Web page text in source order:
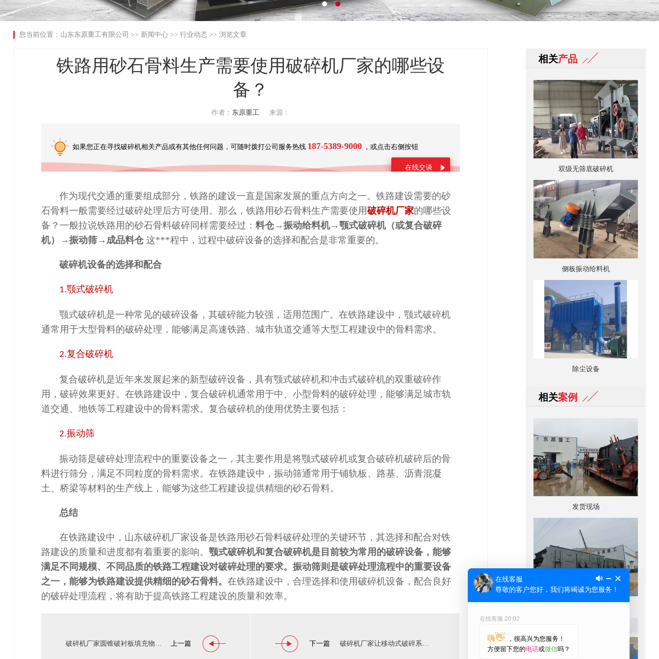
您当前位置： 山东东原重工有限公司 >> 新闻中心>> 行业动态>> 浏览文章
铁路用砂石骨料生产需要使用破碎机厂家的哪些设
备？
作者： 东原重工 来源：
如果您正在寻找破碎机相关产品或有其他任何问题，可随时拨打公司服务热线 187-5389-9000 ，或点击右侧按钮
在线交谈
作为现代交通的重要组成部分，铁路的建设一直是国家发展的重点方向之一。铁路建设需要的砂
石骨料一般需要经过破碎处理后方可使用。那么，铁路用砂石骨料生产需要使用破碎机厂家的哪些设
备？ 一般拉说铁路用的砂石骨料破碎同样需要经过： 料仓→振动给料机→颚式破碎机（或复合破碎
机）
→振动筛→ 成品料仓 这***程中， 过程中破碎设备的选择和配合是非常重要的。
破碎机设备的选择和配合
1.颚式破碎机
颚式破碎机是一种常见的破碎设备，其破碎能力较强，适用范围广。在铁路建设中，颚式破碎机
通常用于大型骨料的破碎处理，能够满足高速铁路、城市轨道交通等大型工程建设中的骨料需求。
2.复合破碎机
复合破碎机是近年来发展起来的新型破碎设备，具有颚式破碎机和冲击式破碎机的双重破碎作
用，破碎效果更好。在铁路建设中，复合破碎机通常用于中、小型骨料的破碎处理，能够满足城市轨
道交通、地铁等工程建设中的骨料需求。复合破碎机的使用优势主要包括：
2.振动筛
振动筛是破碎处理流程中的重要设备之一，其主要作用是将颚式破碎机或复合破碎机破碎后的骨
料进行筛分，满足不同粒度的骨料需求。在铁路建设中，振动筛通常用于铺轨板、路基、沥青混凝
土、桥梁等材料的生产线上，能够为这些工程建设提供精细的砂石骨料。
总结
在铁路建设中 ，山东破碎机厂家设备是铁路用砂石骨料破碎处理的关键环节，其选择和配合对铁
路建设的质量和进度都有着重要的影响。 颚式破碎机和复合破碎机是目前较为常用的破碎设备，能够
满足不同规模、不同品质的铁路工程建设对破碎处理的要求。振动筛则是破碎处理流程中的重要设备
之一，能够为铁路建设提供精细的砂石骨料。 在铁路建设中，合理选择和使用破碎机设备，配合良好
的破碎处理流程，将有助于提高铁路工程建设的质量和效率。
上一篇
破碎机厂家圆锥破衬板填充物新技术 下一篇 破碎机厂家让移动式破碎系统工作中更具备智能化
相关产品
双级无筛底破碎机
侧板振动给料机
除尘设备
相关案例
发货现场